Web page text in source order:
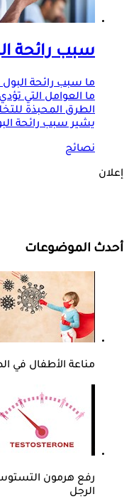
سبب رائحة
ما سبب رائحة البول
ما العوامل التي
الطرق المحبذة
يشير سبب رائحة
نصائح
إعلان
أحدث الموضوعات
مناعة الأطفال في الصيف- 5 مشروبات
الرجل